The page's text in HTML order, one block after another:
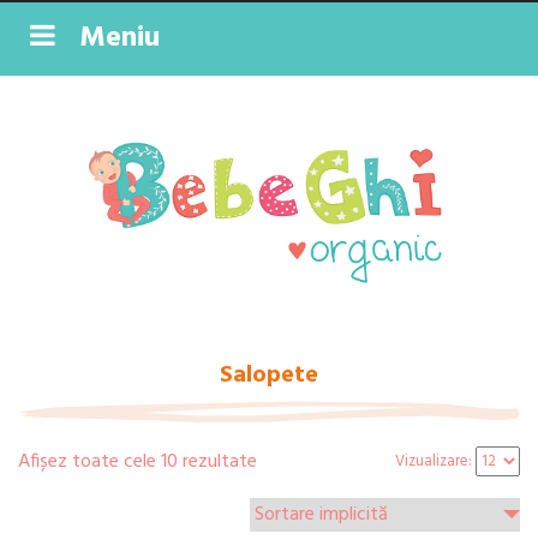
Meniu
Salopete
Afișez toate cele 10 rezultate Vizualizare: